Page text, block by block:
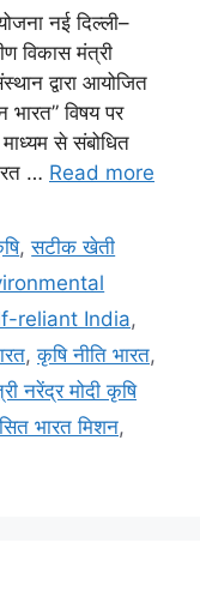
नई दिल्ली–
विकास मंत्री
द्वारा आयोजित
विषय पर
से संबोधित
… Read more
,सटीक खेती
reliant India,
,कृषि नीति भारत,
नरेंद्र मोदी कृषि
भारत मिशन,